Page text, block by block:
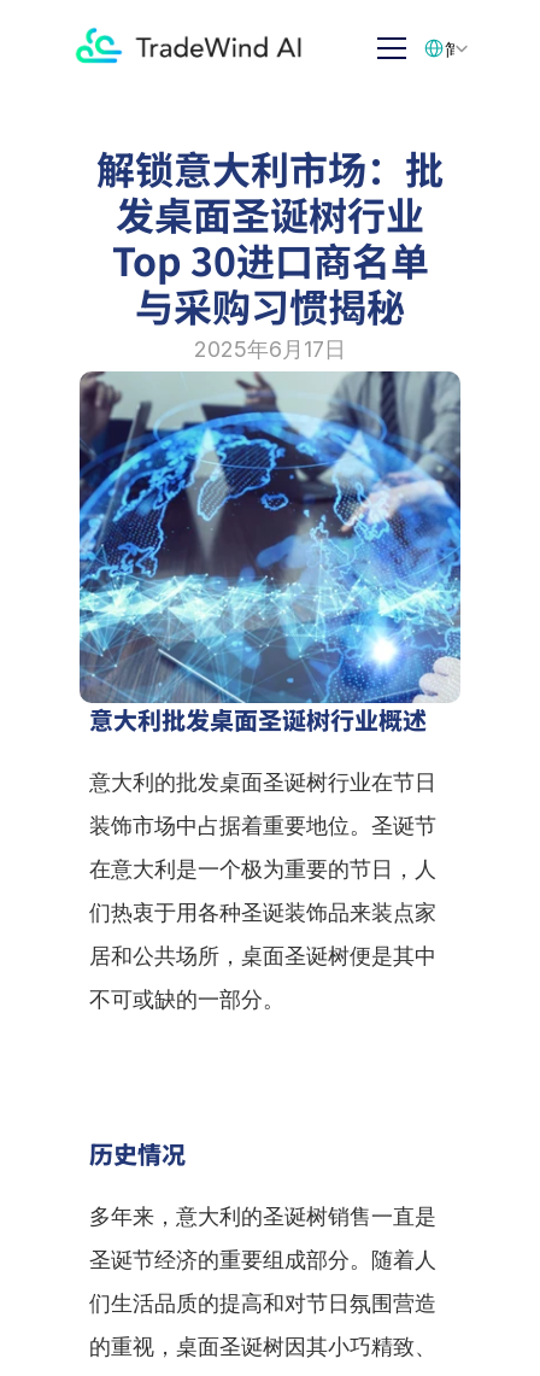
解锁意大利市场：批
发桌面圣诞树行业
Top 30进口商名单
与采购习惯揭秘
2025年6月17日
意大利批发桌面圣诞树行业概述
意大利的批发桌面圣诞树行业在节日
装饰市场中占据着重要地位。圣诞节
在意大利是一个极为重要的节日，人
们热衷于用各种圣诞装饰品来装点家
居和公共场所，桌面圣诞树便是其中
不可或缺的一部分。
历史情况
多年来，意大利的圣诞树销售一直是
圣诞节经济的重要组成部分。随着人
们生活品质的提高和对节日氛围营造
的重视，桌面圣诞树因其小巧精致、
简体中文